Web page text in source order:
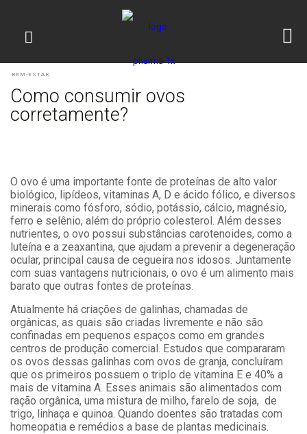
BEM-ESTAR
Como consumir ovos
corretamente?
O ovo é uma importante fonte de proteínas de alto valor
biológico, lipídeos, vitaminas A, D e ácido fólico, e diversos
minerais como fósforo, sódio, potássio, cálcio, magnésio,
ferro e selênio, além do próprio colesterol. Além desses
nutrientes, o ovo possui substâncias carotenoides, como a
luteína e a zeaxantina, que ajudam a prevenir a degeneração
ocular, principal causa de cegueira nos idosos. Juntamente
com suas vantagens nutricionais, o ovo é um alimento mais
barato que outras fontes de proteínas.
Atualmente há criações de galinhas, chamadas de
orgânicas, as quais são criadas livremente e não são
confinadas em pequenos espaços como em grandes
centros de produção comercial. Estudos que compararam
os ovos dessas galinhas com ovos de granja, concluíram
que os primeiros possuem o triplo de vitamina E e 40% a
mais de vitamina A. Esses animais são alimentados com
ração orgânica, uma mistura de milho, farelo de soja, de
trigo, linhaça e quinoa. Quando doentes são tratadas com
homeopatia e remédios a base de plantas medicinais.